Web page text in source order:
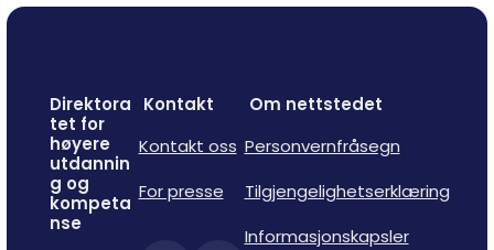
Direktora
tet for
høyere
utdannin
g og
kompeta
nse
Kontakt
Kontakt oss
For presse
Om nettstedet
Personvernfråsegn
Tilgjengelighetserklæring
Informasjonskapsler